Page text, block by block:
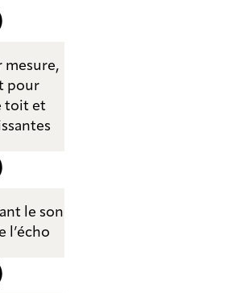
mesure,
pour
toit et
le son
l’écho